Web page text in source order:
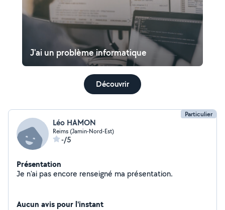
J'ai un problème informatique
Découvrir
Particulier
Léo HAMON
Reims (Jamin-Nord-Est)
-/5
Présentation
Je n'ai pas encore renseigné ma présentation.
Aucun avis pour l'instant